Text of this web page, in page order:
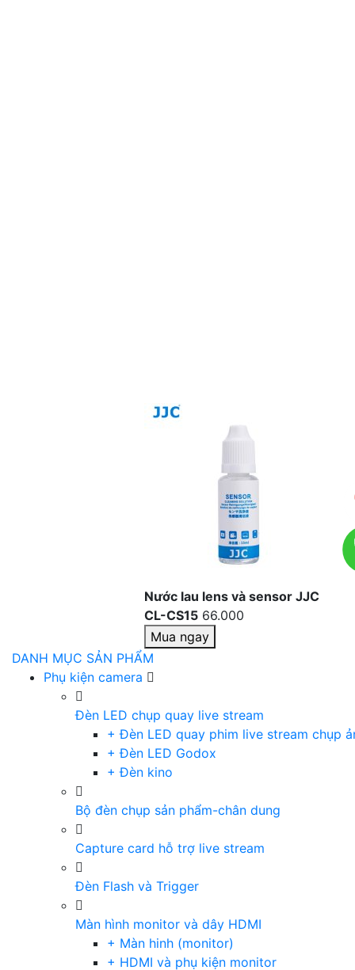
Nước lau lens và sensor JJC
CL-CS15 66.000
Mua ngay
DANH MỤC SẢN PHẨM
Phụ kiện camera
Đèn LED chụp quay live stream
+ Đèn LED quay phim live stream chụp
+ Đèn LED Godox
+ Đèn kino
Bộ đèn chụp sản phẩm-chân dung
Capture card hỗ trợ live stream
Đèn Flash và Trigger
Màn hình monitor và dây HDMI
+ Màn hinh (monitor)
+ HDMI và phụ kiện monitor